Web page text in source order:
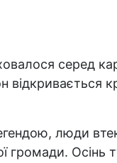
серед
відкривається
люди
громади.